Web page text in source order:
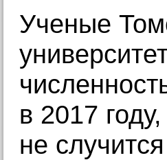
Ученые
в 2017
не